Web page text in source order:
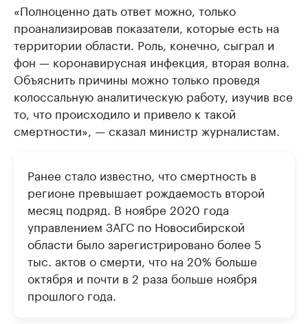
«Полноценно дать ответ можно, только
проанализировав показатели, которые есть на
территории области. Роль, конечно, сыграл и
фон — коронавирусная инфекция, вторая волна.
Объяснить причины можно только проведя
колоссальную аналитическую работу, изучив все
то, что происходило и привело к такой
смертности», — сказал министр журналистам.
Ранее стало известно, что смертность в
регионе превышает рождаемость второй
месяц подряд. В ноябре 2020 года
управлением ЗАГС по Новосибирской
области было зарегистрировано более 5
тыс. актов о смерти, что на 20% больше
октября и почти в 2 раза больше ноября
прошлого года.